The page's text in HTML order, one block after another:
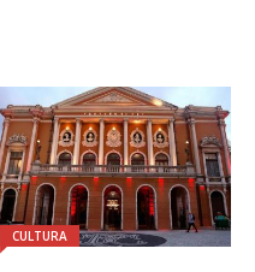
CULTURA